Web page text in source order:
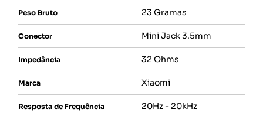
Peso Bruto 23 Gramas
Conector Mini Jack 3.5mm
Impedância 32 Ohms
Marca Xiaomi
Resposta de Frequência 20Hz - 20kHz